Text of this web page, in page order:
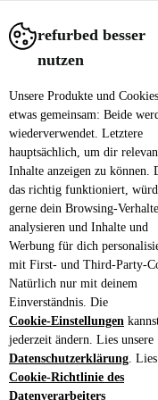
refurbed besser
nutzen
Unsere Produkte und
etwas gemeinsam: Beide
wiederverwendet. Letztere
hauptsächlich, um dir
Inhalte anzeigen zu können.
das richtig funktioniert,
gerne dein Browsing-
analysieren und Inhalte und
Werbung für dich
mit First- und Third-Party-
Natürlich nur mit deinem
Einverständnis. Die
Cookie-Einstellungen
jederzeit ändern. Lies unsere
Datenschutzerklärung.
Cookie-Richtlinie des
Datenverarbeiters
Verkaufen Hilfe
💰